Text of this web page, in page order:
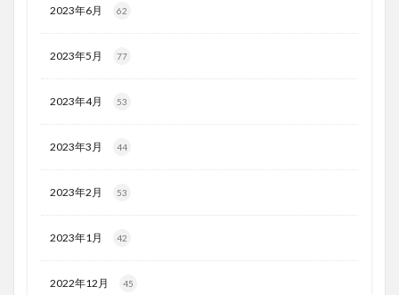
2023年6月 62
2023年5月 77
2023年4月 53
2023年3月 44
2023年2月 53
2023年1月 42
2022年12月 45